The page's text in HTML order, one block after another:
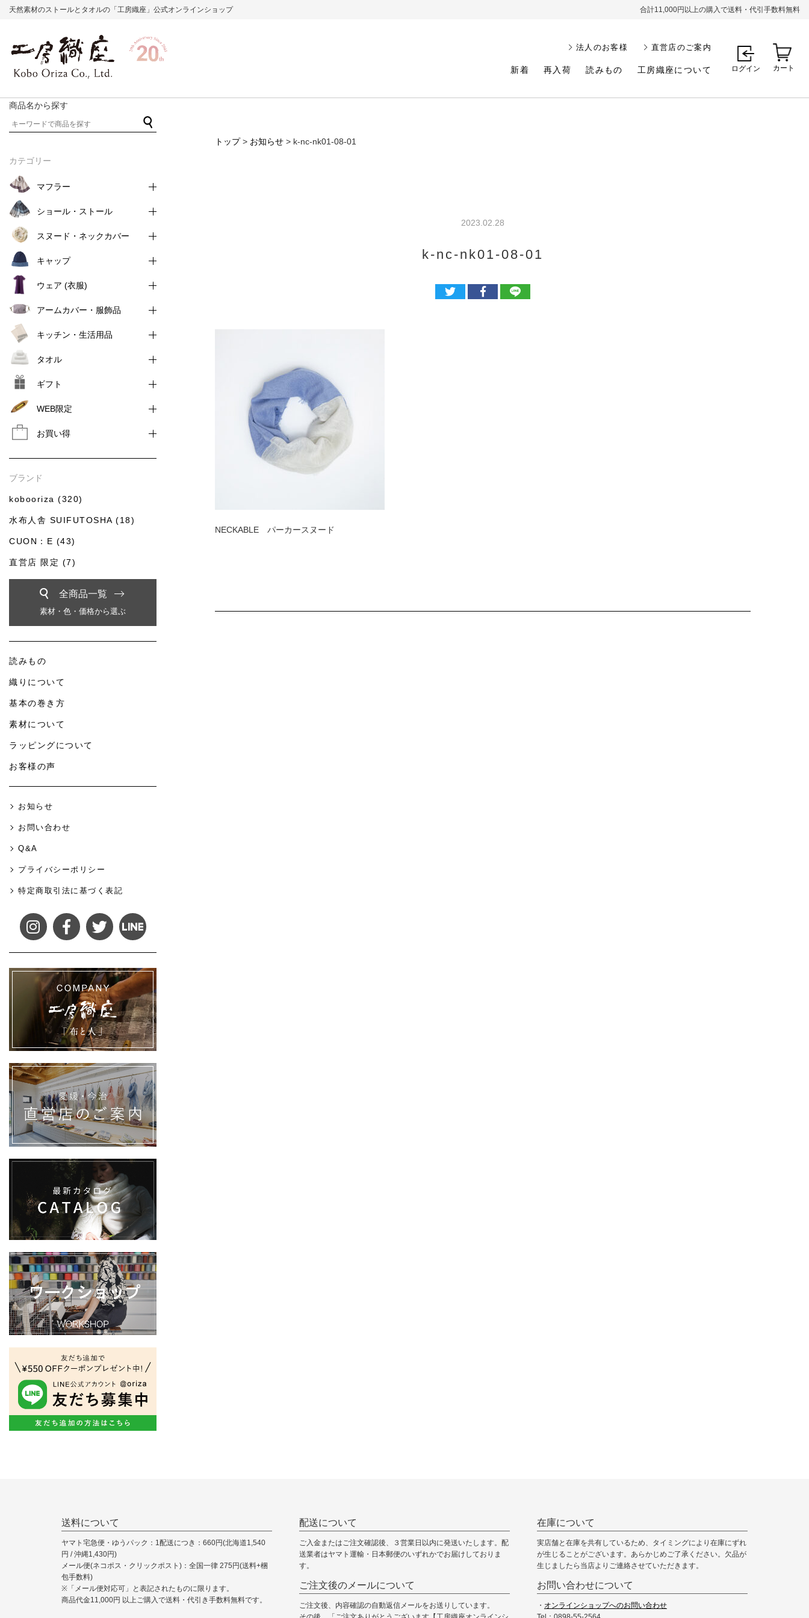
天然素材のストールとタオルの「工房織座」公式オンラインショップ 合計11,000円以上の購入で送料・代引手数料無料
新着 再入荷 読みもの 工房織座について
法人のお客様 直営店のご案内
ログイン カート
トップ> お知らせ > k-nc-nk01-08-01
2023.02.28
k-nc-nk01-08-01
NECKABLE パーカースヌード
商品名から探す
カテゴリー
マフラー
ショール・ストール
スヌード・ネックカバー
キャップ
ウェア (衣服)
アームカバー・服飾品
キッチン・生活用品
タオル
ギフト
WEB限定
お買い得
ブランド
kobooriza (320)
水布人舎 SUIFUTOSHA (18)
CUON：E (43)
直営店 限定 (7)
全商品一覧
素材・色・価格から選ぶ
読みもの
織りについて
基本の巻き方
素材について
ラッピングについて
お客様の声
お知らせ
お問い合わせ
Q&A
プライバシーポリシー
特定商取引法に基づく表記
送料について
ヤマト宅急便・ゆうパック：1配送につき：660円(北海道1,540
円 / 沖縄1,430円)
メール便(ネコポス・クリックポスト)：全国一律 275円(送料+梱
包手数料)
※「メール便対応可」と表記されたものに限ります。
商品代金11,000円 以上ご購入で送料・代引き手数料無料です。
配送について
ご入金またはご注文確認後、３営業日以内に発送いたします。配
送業者はヤマト運輸・日本郵便のいずれかでお届けしておりま
す。
ご注文後のメールについて
ご注文後、内容確認の自動返信メールをお送りしています。
在庫について
実店舗と在庫を共有しているため、タイミングにより在庫にずれ
が生じることがございます。あらかじめご了承ください。欠品が
生じましたら当店よりご連絡させていただきます。
お問い合わせについて
・ オンラインショップへのお問い合わせ